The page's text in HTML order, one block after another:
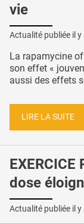
vie
Actualité publiée il y
La rapamycine
son effet «
aussi des effets
LIRE LA SUITE
EXERCICE
dose
Actualité publiée il y